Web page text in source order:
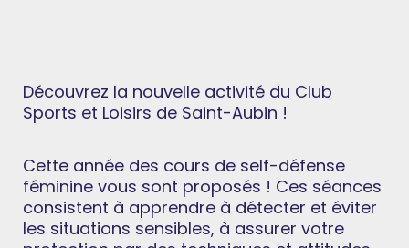
Découvrez la nouvelle activité du Club
Sports et Loisirs de Saint-Aubin !
Cette année des cours de self-défense
féminine vous sont proposés ! Ces séances
consistent à apprendre à détecter et éviter
les situations sensibles, à assurer votre